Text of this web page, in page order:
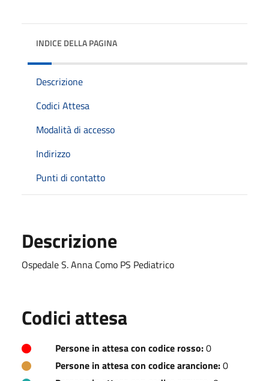
INDICE DELLA PAGINA
Descrizione
Codici Attesa
Modalità di accesso
Indirizzo
Punti di contatto
Descrizione
Ospedale S. Anna Como PS Pediatrico
Codici attesa
Persone in attesa con codice rosso:0
Persone in attesa con codice arancione:0